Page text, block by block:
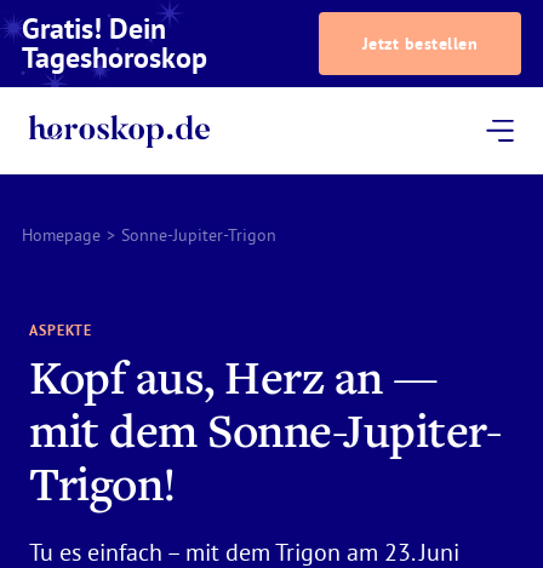
Gratis! Dein
Tageshoroskop Jetzt bestellen
Homepage > Sonne-Jupiter-Trigon
ASPEKTE
Kopf aus, Herz an —
mit dem Sonne-Jupiter-
Trigon!
Tu es einfach – mit dem Trigon am 23. Juni